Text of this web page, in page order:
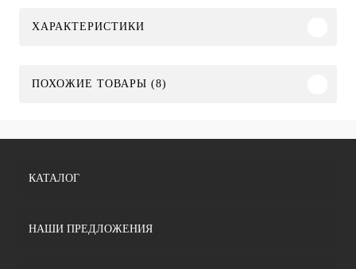
ХАРАКТЕРИСТИКИ
ПОХОЖИЕ ТОВАРЫ (8)
КАТАЛОГ
НАШИ ПРЕДЛОЖЕНИЯ